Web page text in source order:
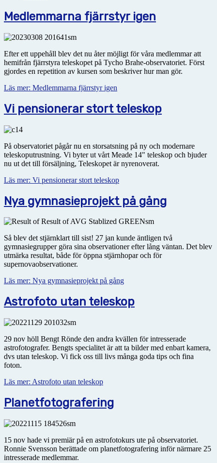
Medlemmarna fjärrstyr igen
Efter ett uppehåll blev det nu åter möjligt för våra medlemmar att
hemifrån fjärrstyra teleskopet på Tycho Brahe-observatoriet. Först
gjordes en repetition av kursen som beskriver hur man gör.
Läs mer: Medlemmarna fjärrstyr igen
Vi pensionerar stort teleskop
På observatoriet pågår nu en storsatsning på ny och modernare
teleskoputrustning. Vi byter ut vårt Meade 14" teleskop och bjuder
nu ut det till försäljning, Teleskopet är nyrenoverat.
Läs mer: Vi pensionerar stort teleskop
Nya gymnasieprojekt på gång
Så blev det stjärnklart till sist! 27 jan kunde äntligen två
gymnasiegrupper göra sina observationer efter lång väntan. Det blev
utmärka resultat, både för öppna stjärnhopar och för
supernovaobservationer.
Läs mer: Nya gymnasieprojekt på gång
Astrofoto utan teleskop
29 nov höll Bengt Rönde den andra kvällen för intresserade
astrofotografer. Bengts specialitet är att ta bilder med enbart kamera,
dvs utan teleskop. Vi fick oss till livs många goda tips och fina
foton.
Läs mer: Astrofoto utan teleskop
Planetfotografering
15 nov hade vi premiär på en astrofotokurs ute på observatoriet.
Ronnie Svensson berättade om planetfotografering inför närmare 25
intresserade medlemmar.